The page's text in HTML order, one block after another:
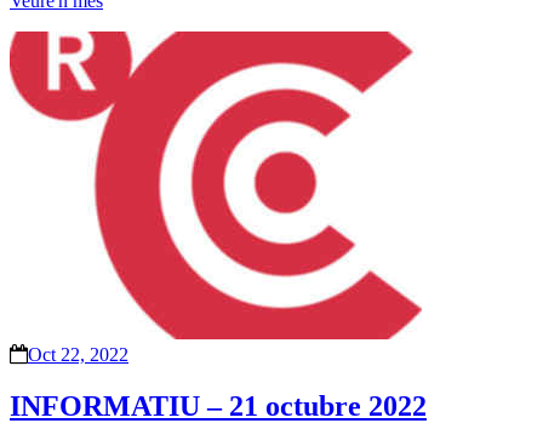
Oct 22, 2022
INFORMATIU – 21 octubre 2022